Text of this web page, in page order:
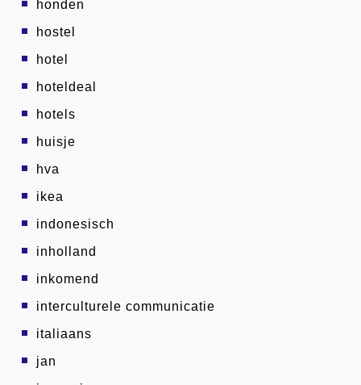
honden
hostel
hotel
hoteldeal
hotels
huisje
hva
ikea
indonesisch
inholland
inkomend
interculturele communicatie
italiaans
jan